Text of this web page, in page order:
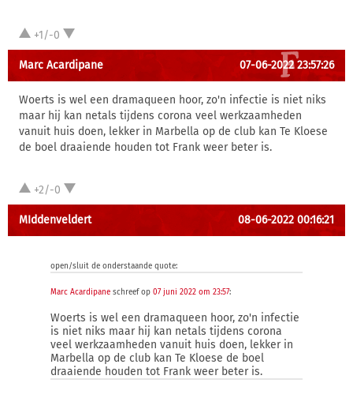
+1/-0
Marc Acardipane 07-06-2022 23:57:26
Woerts is wel een dramaqueen hoor, zo'n infectie is niet niks
maar hij kan netals tijdens corona veel werkzaamheden
vanuit huis doen, lekker in Marbella op de club kan Te Kloese
de boel draaiende houden tot Frank weer beter is.
+2/-0
MIddenveldert 08-06-2022 00:16:21
open/sluit de onderstaande quote:
Marc Acardipane schreef op 07 juni 2022 om 23:57:
Woerts is wel een dramaqueen hoor, zo'n infectie
is niet niks maar hij kan netals tijdens corona
veel werkzaamheden vanuit huis doen, lekker in
Marbella op de club kan Te Kloese de boel
draaiende houden tot Frank weer beter is.